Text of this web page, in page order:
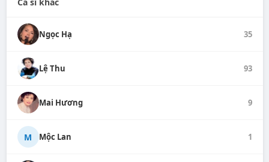
Ngọc Hạ 35
Lệ Thu 93
Mai Hương 9
M Mộc Lan 1